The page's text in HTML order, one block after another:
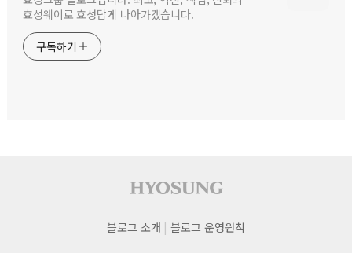
효성웨이로 효성답게 나아가겠습니다.
구독하기
사이트 푸터
푸터
블로그 소개 블로그 운영원칙